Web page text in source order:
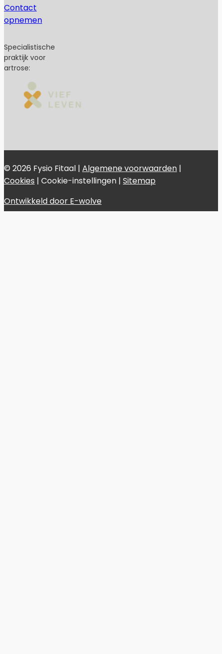
Contact
opnemen
Specialistische
praktijk voor
artrose:
© 2026 Fysio Fitaal | Algemene voorwaarden |
Cookies | Cookie-instellingen | Sitemap
Ontwikkeld door E-wolve